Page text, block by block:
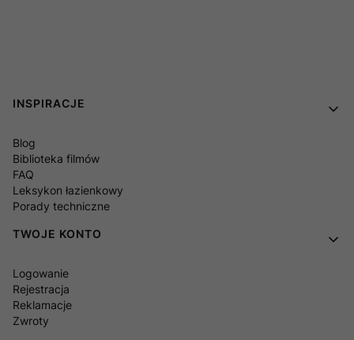
Linki w stopce
INSPIRACJE
Blog
Biblioteka filmów
FAQ
Leksykon łazienkowy
Porady techniczne
TWOJE KONTO
Logowanie
Rejestracja
Reklamacje
Zwroty